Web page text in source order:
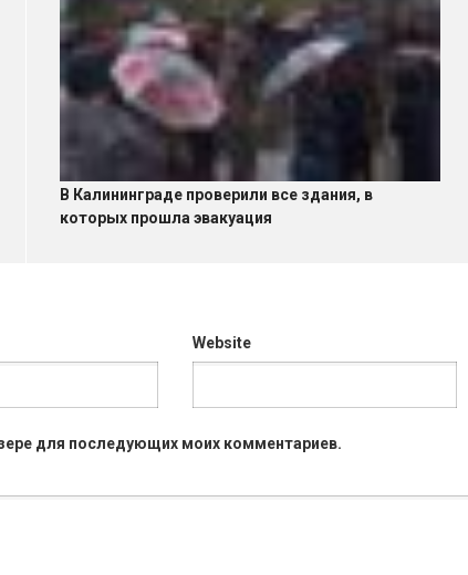
В Калининграде проверили все здания, в
которых прошла эвакуация
Website
для последующих моих комментариев.